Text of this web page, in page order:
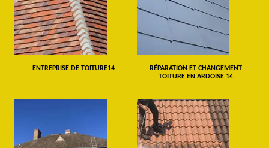
ENTREPRISE DE TOITURE14
RÉPARATION ET CHANGEMENT
TOITURE EN ARDOISE 14